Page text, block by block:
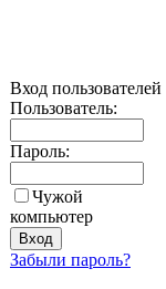
Вход пользователей
Пользователь:
Пароль:
Чужой
компьютер
Забыли пароль?